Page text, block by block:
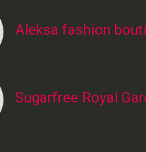
Aleksa fashion
Sugarfree Royal